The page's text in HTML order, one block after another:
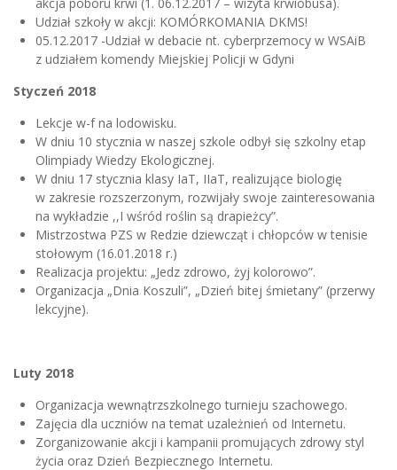
Udział szkoły w akcji: KOMÓRKOMANIA DKMS!
05.12.2017 -Udział w debacie nt. cyberprzemocy w WSAiB
z udziałem komendy Miejskiej Policji w Gdyni
Styczeń 2018
Lekcje w-f na lodowisku.
W dniu 10 stycznia w naszej szkole odbył się szkolny etap
Olimpiady Wiedzy Ekologicznej.
W dniu 17 stycznia klasy IaT, IIaT, realizujące biologię
w zakresie rozszerzonym, rozwijały swoje zainteresowania
na wykładzie ,,I wśród roślin są drapieżcy”.
Mistrzostwa PZS w Redzie dziewcząt i chłopców w tenisie
stołowym (16.01.2018 r.)
Realizacja projektu: „Jedz zdrowo, żyj kolorowo”.
Organizacja „Dnia Koszuli”, „Dzień bitej śmietany” (przerwy
lekcyjne).
Luty 2018
Organizacja wewnątrzszkolnego turnieju szachowego.
Zajęcia dla uczniów na temat uzależnień od Internetu.
Zorganizowanie akcji i kampanii promujących zdrowy styl
życia oraz Dzień Bezpiecznego Internetu.